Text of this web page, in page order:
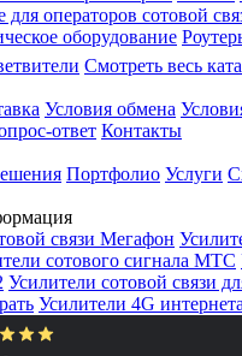
операторов сотовой
оборудование
Смотреть весь
Условия обмена
ответ Контакты
Портфолио Услуги
связи Мегафон
сотового сигнала МТС
Усилители сотовой связи
Усилители 4G